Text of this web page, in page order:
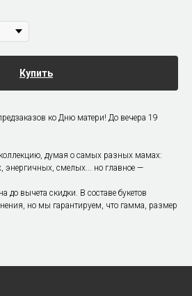
Купить
ко Дню матери! До вечера 19
думая о самых разных мамах:
энергичных, смелых... но главное —
до вычета скидки. В составе букетов
но мы гарантируем, что гамма, размер